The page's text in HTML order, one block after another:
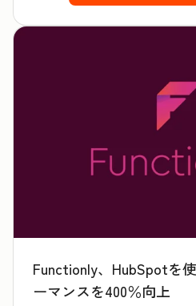
Functionly、HubSpotを
ーマンスを400％向上